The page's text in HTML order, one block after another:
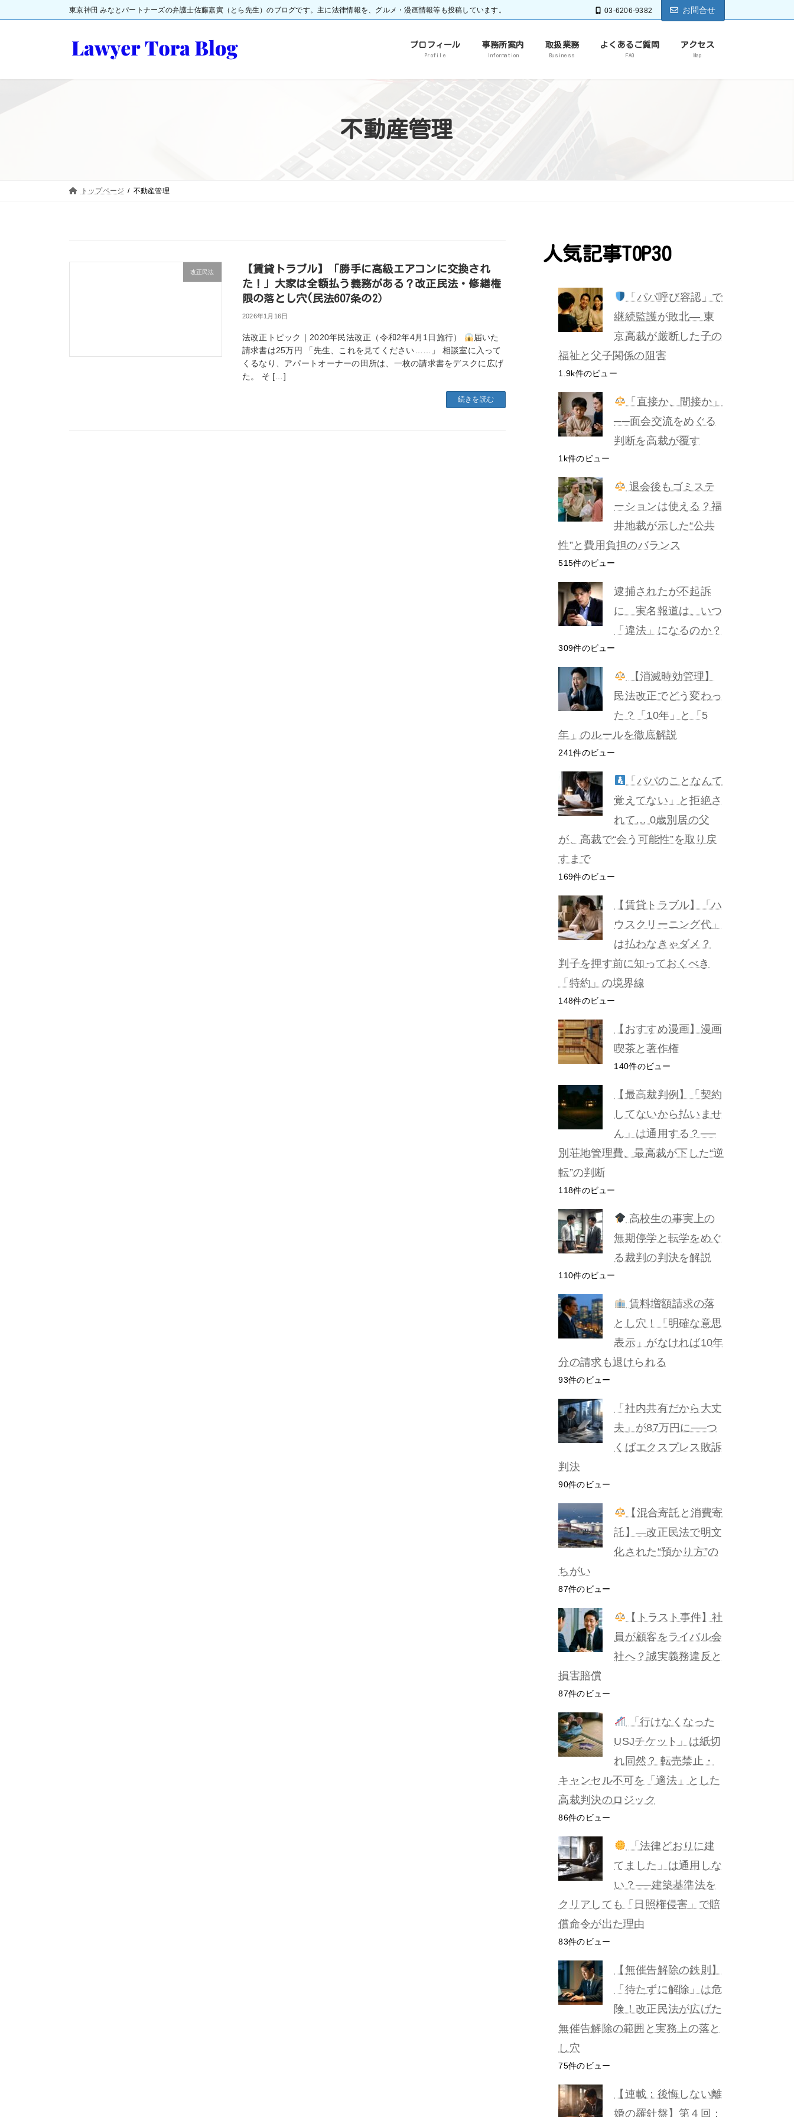
東京神田 みなとパートナーズの弁護士佐藤嘉寅（とら先生）のブログです。主に法律情報を、グルメ・漫画情報等も投稿しています。 03-6206-9382 お問合せ
プロフィール
Profile
事務所案内
Information
取扱業務
Business
よくあるご質問
FAQ
アクセス
Map
不動産管理
トップページ 不動産管理
改正民法
【賃貸トラブル】「勝手に高級エアコンに交換され
た！」大家は全額払う義務がある？改正民法・修繕権
限の落とし穴(民法607条の2）
2026年1月16日
法改正トピック｜2020年民法改正（令和2年4月1日施行）
届いた
請求書は25万円 「先生、これを見てください……」 相談室に入って
くるなり、アパートオーナーの田所は、一枚の請求書をデスクに広げ
た。 そ […]
続きを読む
人気記事TOP30
「パパ呼び容認」で
継続監護が敗北— 東
京高裁が厳断した子の
福祉と父子関係の阻害
1.9k件のビュー
「直接か、間接か」
──面会交流をめぐる
判断を高裁が覆す
1k件のビュー
退会後もゴミステ
ーションは使える？福
井地裁が示した“公共
性”と費用負担のバランス
515件のビュー
逮捕されたが不起訴
に 実名報道は、いつ
「違法」になるのか？
309件のビュー
【消滅時効管理】
民法改正でどう変わっ
た？「10年」と「5
年」のルールを徹底解説
241件のビュー
「パパのことなんて
覚えてない」と拒絶さ
れて… 0歳別居の父
が、高裁で“会う可能性”を取り戻
すまで
169件のビュー
【賃貸トラブル】「ハ
ウスクリーニング代」
は払わなきゃダメ？
判子を押す前に知っておくべき
「特約」の境界線
148件のビュー
【おすすめ漫画】漫画
喫茶と著作権
140件のビュー
【最高裁判例】「契約
してないから払いませ
ん」は通用する？──
別荘地管理費、最高裁が下した“逆
転”の判断
118件のビュー
高校生の事実上の
無期停学と転学をめぐ
る裁判の判決を解説
110件のビュー
賃料増額請求の落
とし穴！「明確な意思
表示」がなければ10年
分の請求も退けられる
93件のビュー
「社内共有だから大丈
夫」が87万円に──つ
くばエクスプレス敗訴
判決
90件のビュー
【混合寄託と消費寄
託】―改正民法で明文
化された“預かり方”の
ちがい
87件のビュー
【トラスト事件】社
員が顧客をライバル会
社へ？誠実義務違反と
損害賠償
87件のビュー
「行けなくなった
USJチケット」は紙切
れ同然？ 転売禁止・
キャンセル不可を「適法」とした
高裁判決のロジック
86件のビュー
「法律どおりに建
てました」は通用しな
い？──建築基準法を
クリアしても「日照権侵害」で賠
償命令が出た理由
83件のビュー
【無催告解除の鉄則】
「待たずに解除」は危
険！改正民法が広げた
無催告解除の範囲と実務上の落と
し穴
75件のビュー
【連載：後悔しない離
婚の羅針盤】第４回：